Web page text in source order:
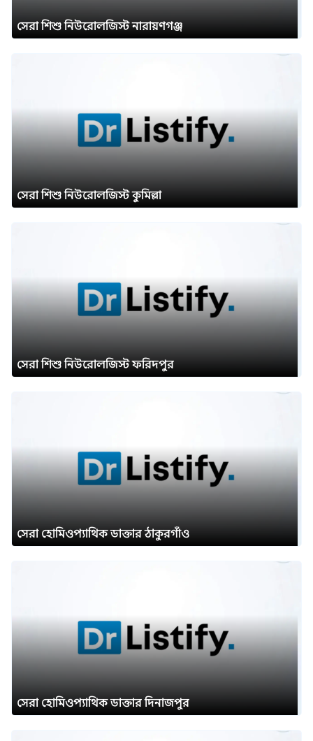
সেরা শিশু নিউরোলজিস্ট নারায়ণগঞ্জ
সেরা শিশু নিউরোলজিস্ট কুমিল্লা
সেরা শিশু নিউরোলজিস্ট ফরিদপুর
সেরা হোমিওপ্যাথিক ডাক্তার ঠাকুরগাঁও
সেরা হোমিওপ্যাথিক ডাক্তার দিনাজপুর